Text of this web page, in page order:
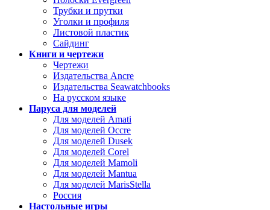
Трубки и прутки
Уголки и профиля
Листовой пластик
Сайдинг
Книги и чертежи
Чертежи
Издательства Ancre
Издательства Seawatchbooks
На русском языке
Паруса для моделей
Для моделей Amati
Для моделей Occre
Для моделей Dusek
Для моделей Corel
Для моделей Mamoli
Для моделей Mantua
Для моделей MarisStella
Россия
Настольные игры